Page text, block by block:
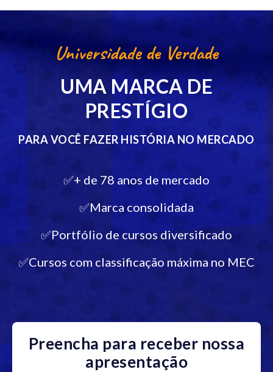
Universidade de Verdade
UMA MARCA DE
PRESTÍGIO
PARA VOCÊ FAZER HISTÓRIA NO MERCADO
✅+ de 78 anos de mercado
✅Marca consolidada
✅Portfólio de cursos diversificado
✅Cursos com classificação máxima no MEC
Preencha para receber nossa
apresentação